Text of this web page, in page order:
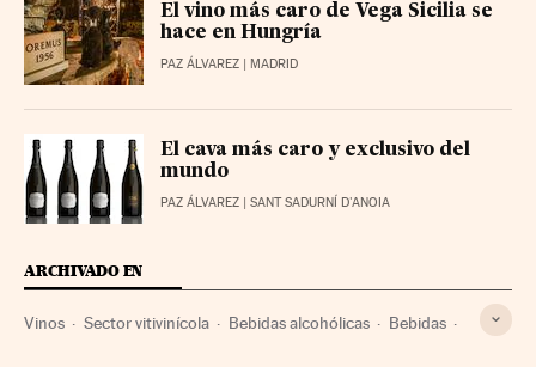
El vino más caro de Vega Sicilia se
hace en Hungría
PAZ ÁLVAREZ | MADRID
El cava más caro y exclusivo del
mundo
PAZ ÁLVAREZ | SANT SADURNÍ D'ANOIA
ARCHIVADO EN
Vinos Sector vitivinícola Bebidas alcohólicas Bebidas